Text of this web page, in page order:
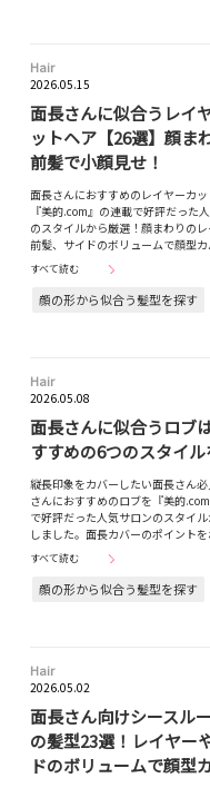
Hair
2026.05.15
面長さんに似合うレイ
ットヘア【26選】顔ま
前髪で小顔見せ！
面長さんにおすすめのレイヤーカ
『美的.com』の連載で好評だった
のスタイルから厳選！顔まわりの
前髪、サイドのボリュームで顔型
すべて読む
顔の形から似合う髪型を探す
Hair
2026.05.08
面長さんに似合うロブ
すすめの6つのスタイ
縦長印象をカバーしたい面長さん
さんにおすすめのロブを『美的
で好評だった人気サロンのスタイ
しました。面長カバーのポイント
すべて読む
顔の形から似合う髪型を探す
Hair
2026.05.02
面長さん向けシースル
の髪型23選！レイヤー
ドのボリュームで顔型